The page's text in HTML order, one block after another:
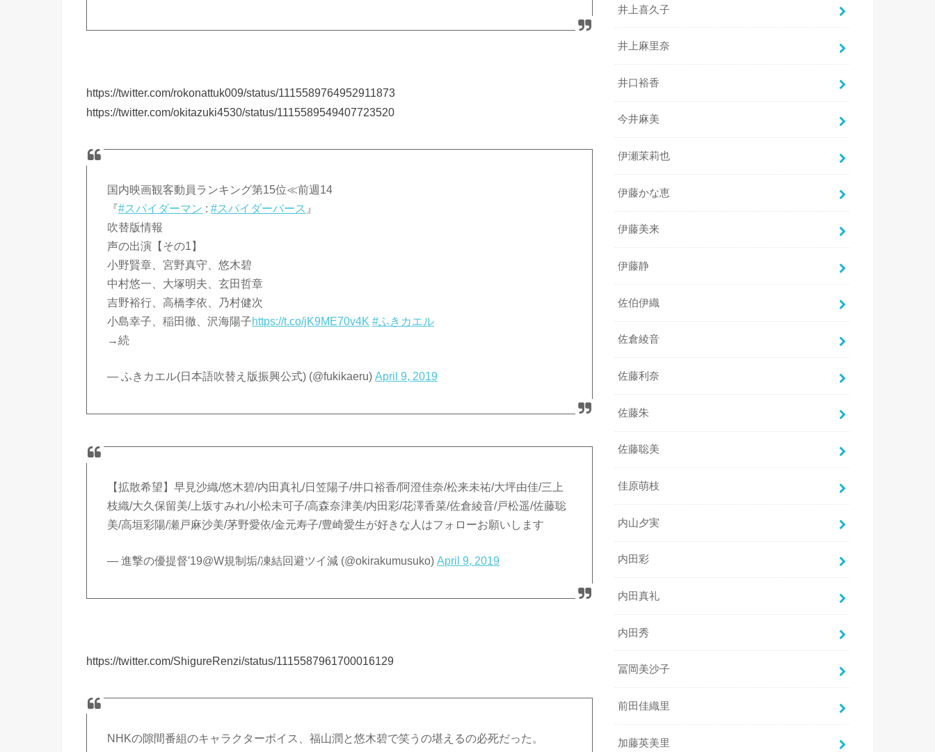
https://twitter.com/rokonattuk009/status/1115589764952911873
https://twitter.com/okitazuki4530/status/1115589549407723520
国内映画観客動員ランキング第15位≪前週14
『#スパイダーマン :#スパイダーバース 』
吹替版情報
声の出演【その1】
小野賢章、宮野真守、悠木碧
中村悠一、大塚明夫、玄田哲章
吉野裕行、高橋李依、乃村健次
小島幸子、稲田徹、沢海陽子https://t.co/jK9ME70v4K #ふきカエル
→続
— ふきカエル(日本語吹替え版振興公式) (@fukikaeru)April 9, 2019
【拡散希望】早見沙織/悠木碧/内田真礼/日笠陽子/井口裕香/阿澄佳奈/松来未祐/大坪由佳/三上
枝織/大久保留美/上坂すみれ/小松未可子/高森奈津美/内田彩/花澤香菜/佐倉綾音/戸松遥/佐藤聡
美/高垣彩陽/瀬戸麻沙美/茅野愛依/金元寿子/豊崎愛生が好きな人はフォローお願いします
— 進撃の優提督′19@W規制垢/凍結回避ツイ減 (@okirakumusuko)April 9, 2019
https://twitter.com/ShigureRenzi/status/1115587961700016129
NHKの隙間番組のキャラクターボイス、福山潤と悠木碧で笑うの堪えるの必死だった。
井上喜久子
井上麻里奈
井口裕香
今井麻美
伊瀬茉莉也
伊藤かな恵
伊藤美来
伊藤静
佐伯伊織
佐倉綾音
佐藤利奈
佐藤朱
佐藤聡美
佳原萌枝
内山夕実
内田彩
内田真礼
内田秀
冨岡美沙子
前田佳織里
加藤英美里